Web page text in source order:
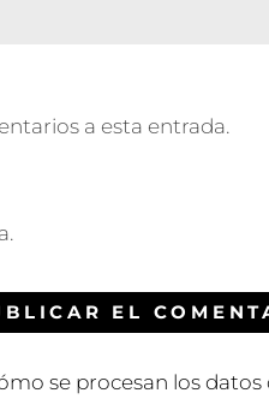
a esta entrada.
se procesan los datos